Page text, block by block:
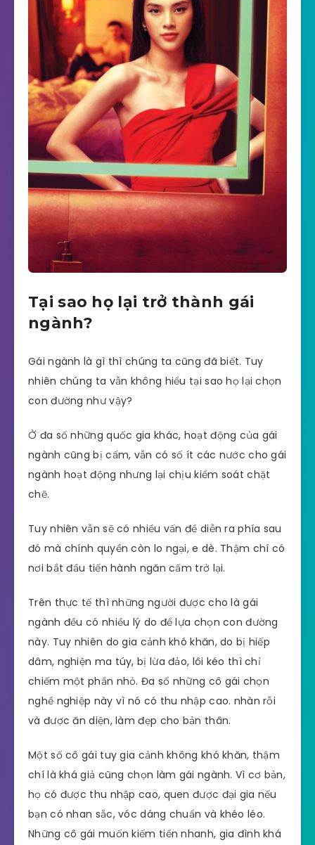
Tại sao họ lại trở thành gái
ngành?
Gái ngành là gì thì chúng ta cũng đã biết. Tuy
nhiên chúng ta vẫn không hiểu tại sao họ lại chọn
con đường như vậy?
Ở đa số những quốc gia khác, hoạt động của gái
ngành cũng bị cấm, vẫn có số ít các nước cho gái
ngành hoạt động nhưng lại chịu kiểm soát chặt
chẽ.
Tuy nhiên vẫn sẽ có nhiều vấn đề diễn ra phía sau
đó mà chính quyền còn lo ngại, e dè. Thậm chí có
nơi bắt đầu tiến hành ngăn cấm trở lại.
Trên thực tế thì những người được cho là gái
ngành đều có nhiều lý do để lựa chọn con đường
này. Tuy nhiên do gia cảnh khó khăn, do bị hiếp
dâm, nghiện ma túy, bị lừa đảo, lôi kéo thì chỉ
chiếm một phần nhỏ. Đa số những cô gái chọn
nghề nghiệp này vì nó có thu nhập cao. nhàn rỗi
và được ăn diện, làm đẹp cho bản thân.
Một số cô gái tuy gia cảnh không khó khăn, thậm
chí là khá giả cũng chọn làm gái ngành. Vì cơ bản,
họ có được thu nhập cao, quen được đại gia nếu
bạn có nhan sắc, vóc dáng chuẩn và khéo léo.
Những cô gái muốn kiếm tiền nhanh, gia đình khá